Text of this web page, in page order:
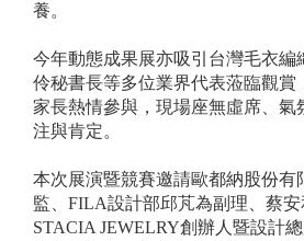
養。
今年動態成果展亦吸引台灣毛衣編
伶秘書長等多位業界代表蒞臨觀賞
家長熱情參與，現場座無虛席、氣
注與肯定。
本次展演暨競賽邀請歐都納股份有
監、FILA設計部邱芃為副理、蔡安
STACIA JEWELRY創辦人暨設計